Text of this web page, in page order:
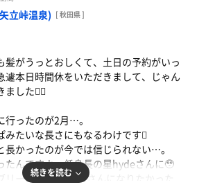
ち麺山盛ザク玉ねぎtp
シンパシーを感じたので撮りました)
わらず。
へ走らせながら、今日が大相撲千秋楽で
。
サウナを選ばねばと、ホームサ活＆推
🥲
、推しちゃん🍦
しか浮かばなかった。
のリラックスアウフグースは七夕スペ
イル選手権2026)なのです✨
るだけです
しごおわで直行💨
りに。まさにアスクイキゴミ🏇
トをこなして20時のリラックスアウフ
立峠温泉) [ 秋田県 ]
髪がうっとおしくて、土日の予約がいっ
遽本日時間休をいただきまして、じゃん
した💇‍♂️
行ったのが2月…。
みたいな長さにもなるわけです🫩
長かったのが今では信じられない…。
たんですよ…低身長の星hydeさんに🥹
リーチして、hydeさんになりたかった
続きを読む